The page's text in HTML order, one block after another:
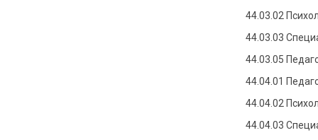
44.03.02
44.03.03
44.03.05
44.04.01
44.04.02
44.04.03